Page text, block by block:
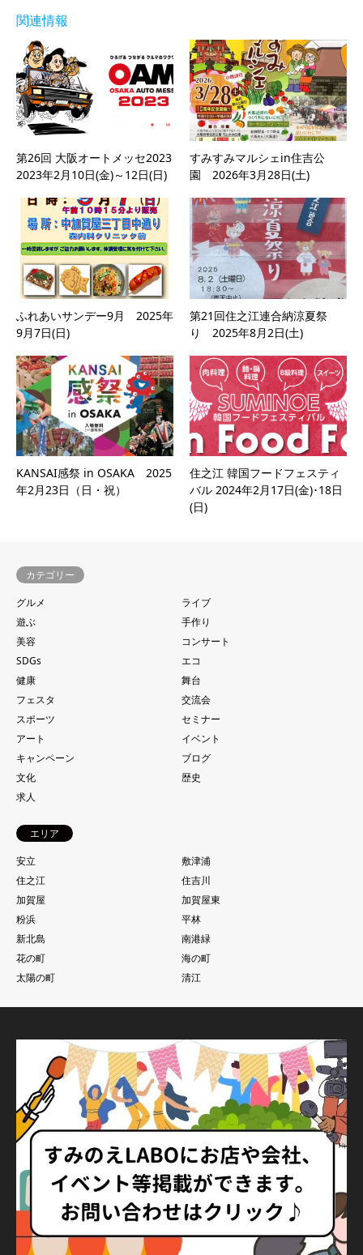
関連情報
第26回 大阪オートメッセ2023
2023年2月10日(金)～12日(日)
すみすみマルシェin住吉公
園 2026年3月28日(土)
ふれあいサンデー9月 2025年
9月7日(日)
第21回住之江連合納涼夏祭
り 2025年8月2日(土)
KANSAI感祭 in OSAKA 2025
年2月23日（日・祝）
住之江 韓国フードフェスティ
バル 2024年2月17日(金)･18日
(日)
カテゴリー
グルメ
ライブ
遊ぶ
手作り
美容
コンサート
SDGs
エコ
健康
舞台
フェスタ
交流会
スポーツ
セミナー
アート
イベント
キャンペーン
ブログ
文化
歴史
求人
エリア
安立
敷津浦
住之江
住吉川
加賀屋
加賀屋東
粉浜
平林
新北島
南港緑
花の町
海の町
太陽の町
清江